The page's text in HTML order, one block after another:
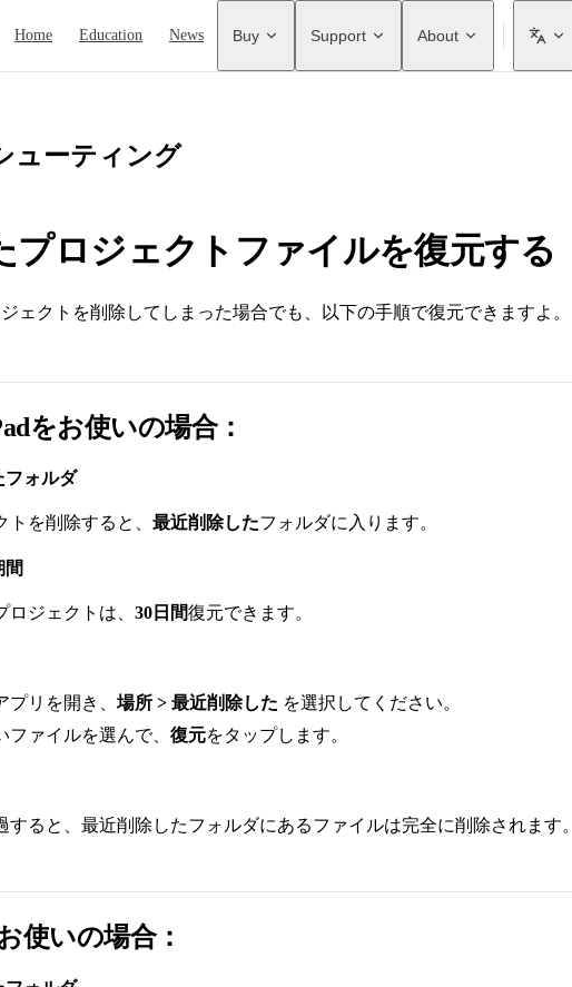
Home Education News Buy Support About
ューティング
プロジェクトファイルを復元する
ェクトを削除してしまった場合でも、以下の手順で復元できますよ。
をお使いの場合：
フォルダ
トを削除すると、 最近削除したフォルダに入ります。
間
ロジェクトは、 30日間復元できます。
プリを開き、 場所 > 最近削除した を選択してください。
ファイルを選んで、 復元をタップします。
すると、最近削除したフォルダにあるファイルは完全に削除されます。
使いの場合：